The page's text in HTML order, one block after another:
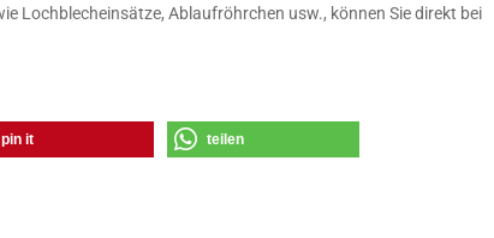
Lochblecheinsätze, Ablaufröhrchen usw., können Sie direkt bei
pin it teilen